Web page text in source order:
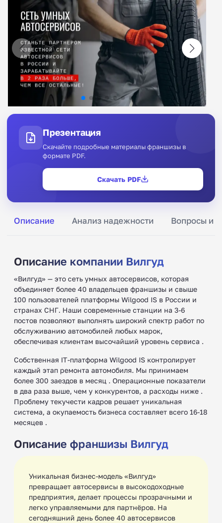
Описание Анализ надежности Вопросы и
Описание компании Вилгуд
«Вилгуд» — это сеть умных автосервисов, которая
объединяет более 40 владельцев франшизы и свыше
100 пользователей платформы Wilgood IS в России и
странах СНГ. Наши современные станции на 3-6
постов позволяют выполнять широкий спектр работ по
обслуживанию автомобилей любых марок,
обеспечивая клиентам высочайший уровень сервиса .
Собственная IT-платформа Wilgood IS контролирует
каждый этап ремонта автомобиля. Мы принимаем
более 300 заездов в месяц . Операционные показатели
в два раза выше, чем у конкурентов, а расходы ниже .
Проблему текучести кадров решает уникальная
система, а окупаемость бизнеса составляет всего 16-18
месяцев .
Описание франшизы Вилгуд
Уникальная бизнес-модель «Вилгуд»
превращает автосервисы в высокодоходные
предприятия, делает процессы прозрачными и
легко управляемыми для партнёров. На
сегодняшний день более 40 автосервисов
Презентация
Скачайте подробные материалы франшизы в
формате PDF.
Скачать PDF